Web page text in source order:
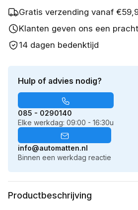
Productbeschrijving
Gratis verzending vanaf
Klanten geven ons een
14 dagen bedenktijd
Hulp of advies nodig?
085 - 0290140
Elke werkdag: 09:00 - 16:30u
info@automatten.nl
Binnen een werkdag reactie